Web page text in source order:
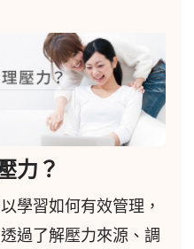
力？
學習如何有效管理，
過了解壓力來源、調